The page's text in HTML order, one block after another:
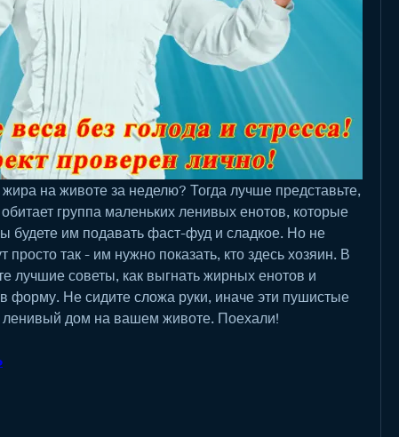
жира на животе за неделю? Тогда лучше представьте,
группа маленьких ленивых енотов, которые
будете им подавать фаст-фуд и сладкое. Но не
просто так - им нужно показать, кто здесь хозяин. В
лучшие советы, как выгнать жирных енотов и
форму. Не сидите сложа руки, иначе эти пушистые
ленивый дом на вашем животе. Поехали!